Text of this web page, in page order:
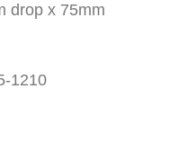
drop x 75mm
1210